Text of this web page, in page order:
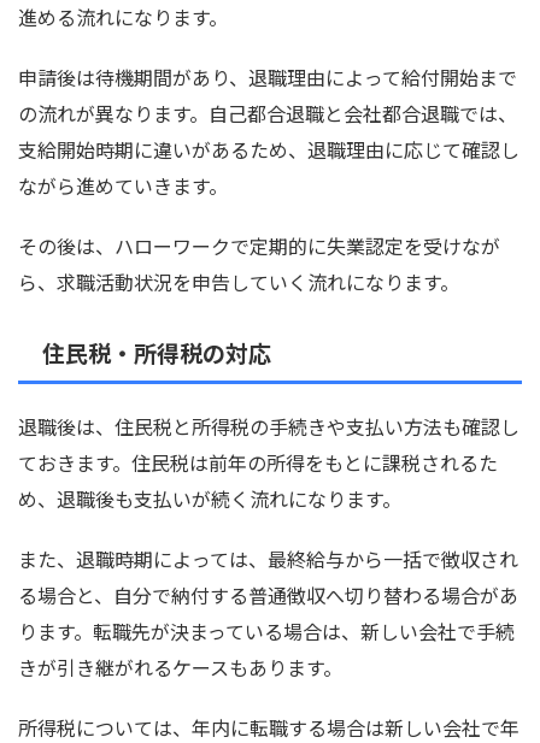
進める流れになります。
申請後は待機期間があり、退職理由によって給付開始まで
の流れが異なります。自己都合退職と会社都合退職では、
支給開始時期に違いがあるため、退職理由に応じて確認し
ながら進めていきます。
その後は、ハローワークで定期的に失業認定を受けなが
ら、求職活動状況を申告していく流れになります。
住民税・所得税の対応
退職後は、住民税と所得税の手続きや支払い方法も確認し
ておきます。住民税は前年の所得をもとに課税されるた
め、退職後も支払いが続く流れになります。
また、退職時期によっては、最終給与から一括で徴収され
る場合と、自分で納付する普通徴収へ切り替わる場合があ
ります。転職先が決まっている場合は、新しい会社で手続
きが引き継がれるケースもあります。
所得税については、年内に転職する場合は新しい会社で年